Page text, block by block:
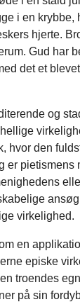
i en krybbe,
hjerte.
Gud har
det et
og
hvor den
er pietismens
virkelighed.
en
episke
troendes
på sin